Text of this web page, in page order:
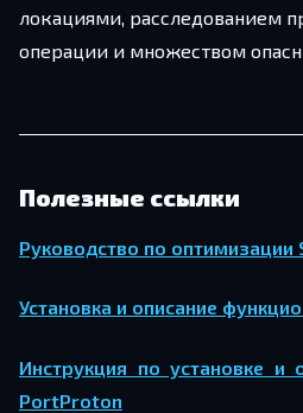
локациями, расследованием
операции и множеством
Полезные ссылки
Руководство по оптимизации
Установка и описание
Инструкция по установке и
PortProton